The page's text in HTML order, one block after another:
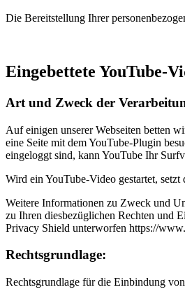
Die Bereitstellung Ihrer
Eingebettete YouTube-
Art und Zweck der
Auf einigen unserer Webseiten betten
eine Seite mit dem YouTube-Plugin
eingeloggt sind, kann YouTube Ihr
Wird ein YouTube-Video gestartet,
Weitere Informationen zu Zweck und
zu Ihren diesbezüglichen Rechten und
Privacy Shield unterworfen https://
Rechtsgrundlage:
Rechtsgrundlage für die Einbindung